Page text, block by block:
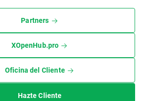
Partners
XOpenHub.pro
Oficina del Cliente
Hazte Cliente